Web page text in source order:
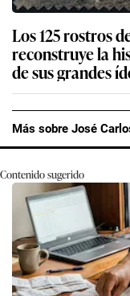
Los 125 rostros
reconstruye la
de sus grandes
Más sobre José
Contenido sugerido